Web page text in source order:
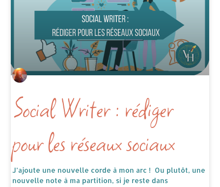
Social Writer : rédiger
pour les réseaux sociaux
J’ajoute une nouvelle corde à mon arc ! Ou plutôt, une
nouvelle note à ma partition, si je reste dans